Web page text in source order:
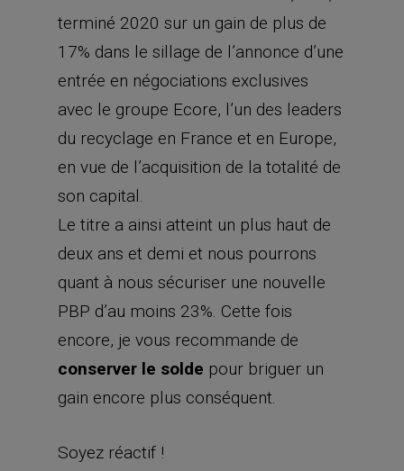
terminé 2020 sur un gain de plus de
17% dans le sillage de l’annonce d’une
entrée en négociations exclusives
avec le groupe Ecore, l’un des leaders
du recyclage en France et en Europe,
en vue de l’acquisition de la totalité de
son capital.
Le titre a ainsi atteint un plus haut de
deux ans et demi et nous pourrons
quant à nous sécuriser une nouvelle
PBP d’au moins 23%. Cette fois
encore, je vous recommande de
conserver le solde pour briguer un
gain encore plus conséquent.
Soyez réactif !